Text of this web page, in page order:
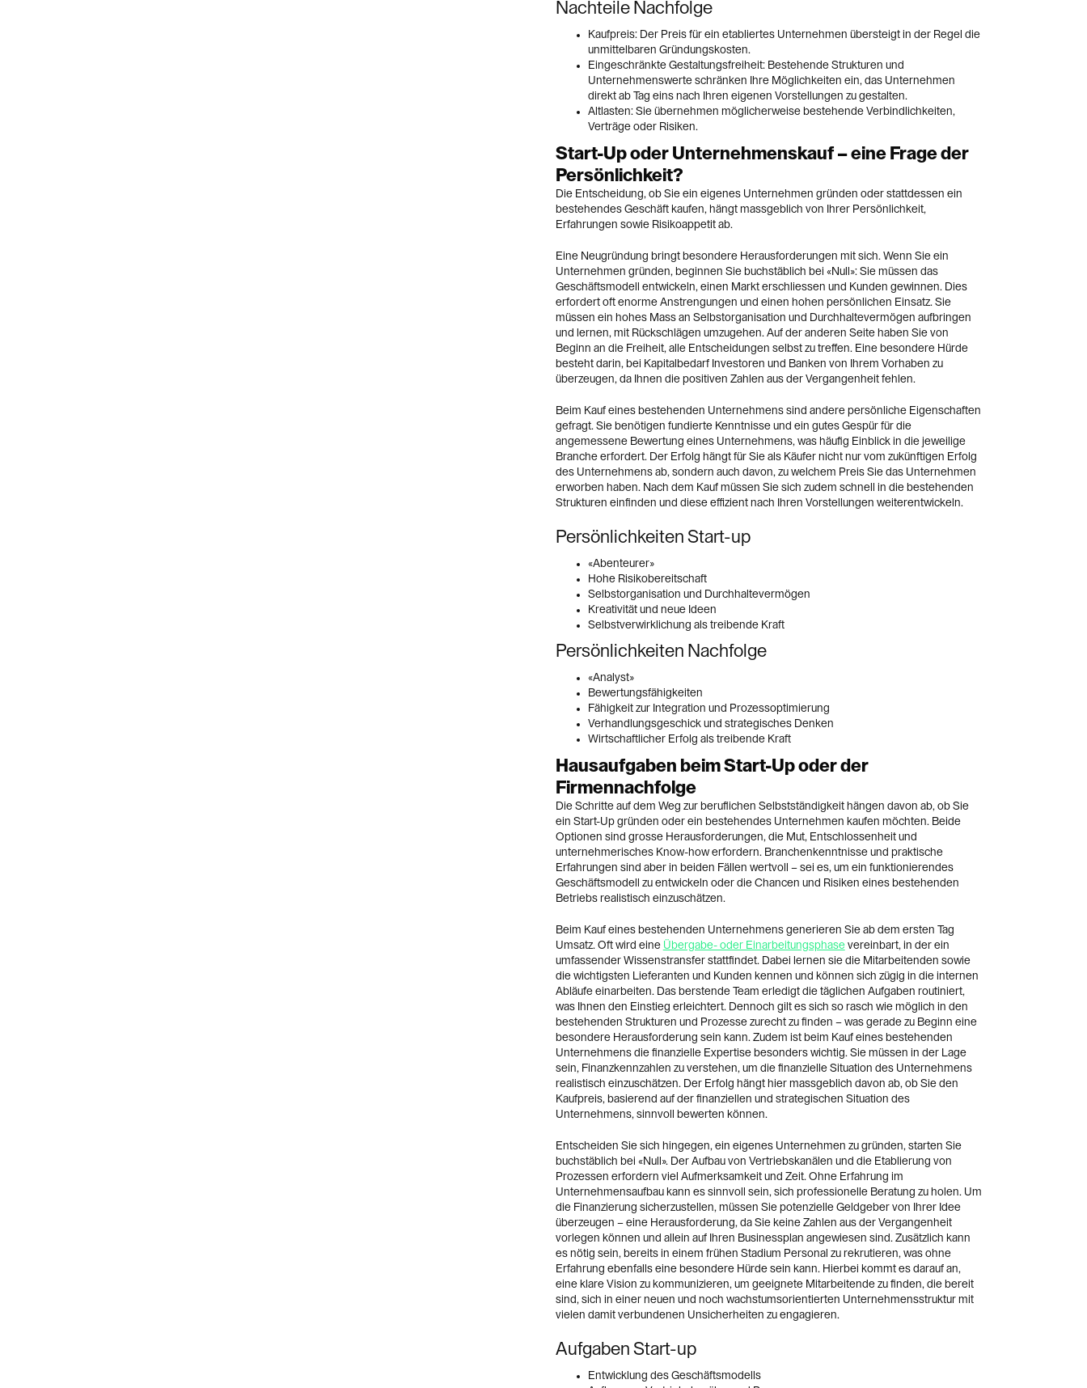
Nachteile Nachfolge
Kaufpreis: Der Preis für ein etabliertes Unternehmen übersteigt in der Regel die
unmittelbaren Gründungskosten.
Eingeschränkte Gestaltungsfreiheit: Bestehende Strukturen und
Unternehmenswerte schränken Ihre Möglichkeiten ein, das Unternehmen
direkt ab Tag eins nach Ihren eigenen Vorstellungen zu gestalten.
Altlasten: Sie übernehmen möglicherweise bestehende Verbindlichkeiten,
Verträge oder Risiken.
Start-Up oder Unternehmenskauf – eine Frage der
Persönlichkeit?
Die Entscheidung, ob Sie ein eigenes Unternehmen gründen oder stattdessen ein
bestehendes Geschäft kaufen, hängt massgeblich von Ihrer Persönlichkeit,
Erfahrungen sowie Risikoappetit ab.
Eine Neugründung bringt besondere Herausforderungen mit sich. Wenn Sie ein
Unternehmen gründen, beginnen Sie buchstäblich bei «Null»: Sie müssen das
Geschäftsmodell entwickeln, einen Markt erschliessen und Kunden gewinnen. Dies
erfordert oft enorme Anstrengungen und einen hohen persönlichen Einsatz. Sie
müssen ein hohes Mass an Selbstorganisation und Durchhaltevermögen aufbringen
und lernen, mit Rückschlägen umzugehen. Auf der anderen Seite haben Sie von
Beginn an die Freiheit, alle Entscheidungen selbst zu treffen. Eine besondere Hürde
besteht darin, bei Kapitalbedarf Investoren und Banken von Ihrem Vorhaben zu
überzeugen, da Ihnen die positiven Zahlen aus der Vergangenheit fehlen.
Beim Kauf eines bestehenden Unternehmens sind andere persönliche Eigenschaften
gefragt. Sie benötigen fundierte Kenntnisse und ein gutes Gespür für die
angemessene Bewertung eines Unternehmens, was häufig Einblick in die jeweilige
Branche erfordert. Der Erfolg hängt für Sie als Käufer nicht nur vom zukünftigen Erfolg
des Unternehmens ab, sondern auch davon, zu welchem Preis Sie das Unternehmen
erworben haben. Nach dem Kauf müssen Sie sich zudem schnell in die bestehenden
Strukturen einfinden und diese effizient nach Ihren Vorstellungen weiterentwickeln.
Persönlichkeiten Start-up
«Abenteurer»
Hohe Risikobereitschaft
Selbstorganisation und Durchhaltevermögen
Kreativität und neue Ideen
Selbstverwirklichung als treibende Kraft
Persönlichkeiten Nachfolge
«Analyst»
Bewertungsfähigkeiten
Fähigkeit zur Integration und Prozessoptimierung
Verhandlungsgeschick und strategisches Denken
Wirtschaftlicher Erfolg als treibende Kraft
Hausaufgaben beim Start-Up oder der
Firmennachfolge
Die Schritte auf dem Weg zur beruflichen Selbstständigkeit hängen davon ab, ob Sie
ein Start-Up gründen oder ein bestehendes Unternehmen kaufen möchten. Beide
Optionen sind grosse Herausforderungen, die Mut, Entschlossenheit und
unternehmerisches Know-how erfordern. Branchenkenntnisse und praktische
Erfahrungen sind aber in beiden Fällen wertvoll – sei es, um ein funktionierendes
Geschäftsmodell zu entwickeln oder die Chancen und Risiken eines bestehenden
Betriebs realistisch einzuschätzen.
Beim Kauf eines bestehenden Unternehmens generieren Sie ab dem ersten Tag
Umsatz. Oft wird eine Übergabe- oder Einarbeitungsphasevereinbart, in der ein
umfassender Wissenstransfer stattfindet. Dabei lernen sie die Mitarbeitenden sowie
die wichtigsten Lieferanten und Kunden kennen und können sich zügig in die internen
Abläufe einarbeiten. Das berstende Team erledigt die täglichen Aufgaben routiniert,
was Ihnen den Einstieg erleichtert. Dennoch gilt es sich so rasch wie möglich in den
bestehenden Strukturen und Prozesse zurecht zu finden – was gerade zu Beginn eine
besondere Herausforderung sein kann. Zudem ist beim Kauf eines bestehenden
Unternehmens die finanzielle Expertise besonders wichtig. Sie müssen in der Lage
sein, Finanzkennzahlen zu verstehen, um die finanzielle Situation des Unternehmens
realistisch einzuschätzen. Der Erfolg hängt hier massgeblich davon ab, ob Sie den
Kaufpreis, basierend auf der finanziellen und strategischen Situation des
Unternehmens, sinnvoll bewerten können.
Entscheiden Sie sich hingegen, ein eigenes Unternehmen zu gründen, starten Sie
buchstäblich bei «Null». Der Aufbau von Vertriebskanälen und die Etablierung von
Prozessen erfordern viel Aufmerksamkeit und Zeit. Ohne Erfahrung im
Unternehmensaufbau kann es sinnvoll sein, sich professionelle Beratung zu holen. Um
die Finanzierung sicherzustellen, müssen Sie potenzielle Geldgeber von Ihrer Idee
überzeugen – eine Herausforderung, da Sie keine Zahlen aus der Vergangenheit
vorlegen können und allein auf Ihren Businessplan angewiesen sind. Zusätzlich kann
es nötig sein, bereits in einem frühen Stadium Personal zu rekrutieren, was ohne
Erfahrung ebenfalls eine besondere Hürde sein kann. Hierbei kommt es darauf an,
eine klare Vision zu kommunizieren, um geeignete Mitarbeitende zu finden, die bereit
sind, sich in einer neuen und noch wachstumsorientierten Unternehmensstruktur mit
vielen damit verbundenen Unsicherheiten zu engagieren.
Aufgaben Start-up
Entwicklung des Geschäftsmodells